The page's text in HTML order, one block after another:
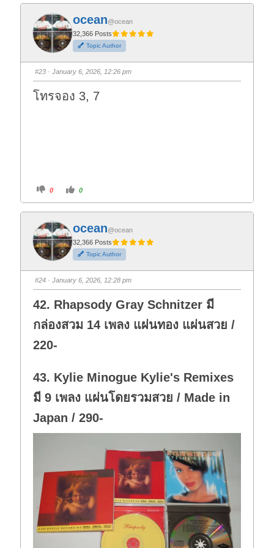
f
o
r
t
h
u
m
d
o
n
.
o
t
h
u
m
u
p
ocean@ocean
32,366 Posts
Topic Author
#23 · January 6, 2026, 12:26 pm
โทรจอง 3, 7
C
i
k
f
o
r
t
h
u
m
d
o
n
.
0
C
i
k
o
r
t
h
u
m
u
p
0
ocean@ocean
32,366 Posts
Topic Author
#24 · January 6, 2026, 12:28 pm
42. Rhapsody Gray Schnitzer มี
กล่องสวม 14 เพลง แผ่นทอง แผ่นสวย /
220-
43. Kylie Minogue Kylie's Remixes
มี 9 เพลง แผ่นโดยรวมสวย / Made in
Japan / 290-